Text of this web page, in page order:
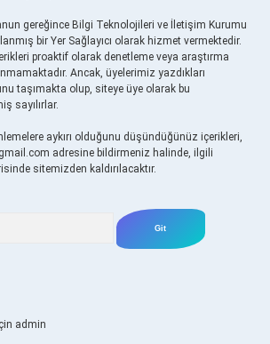
gereğince Bilgi Teknolojileri ve İletişim Kurumu
bir Yer Sağlayıcı olarak hizmet vermektedir.
proaktif olarak denetleme veya araştırma
Ancak, üyelerimiz yazdıkları
taşımakta olup, siteye üye olarak bu
sayılırlar.
aykırı olduğunu düşündüğünüz içerikleri,
adresine bildirmeniz halinde, ilgili
sitemizden kaldırılacaktır.
admin